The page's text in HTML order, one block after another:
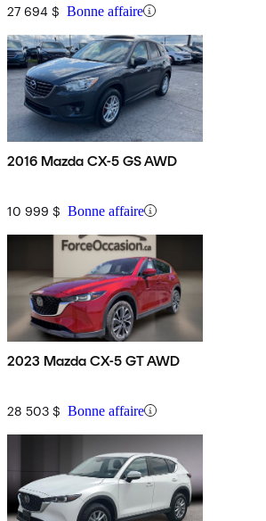
27 694 $ Bonne affaire
2016 Mazda CX-5 GS AWD
10 999 $ Bonne affaire
2023 Mazda CX-5 GT AWD
28 503 $ Bonne affaire